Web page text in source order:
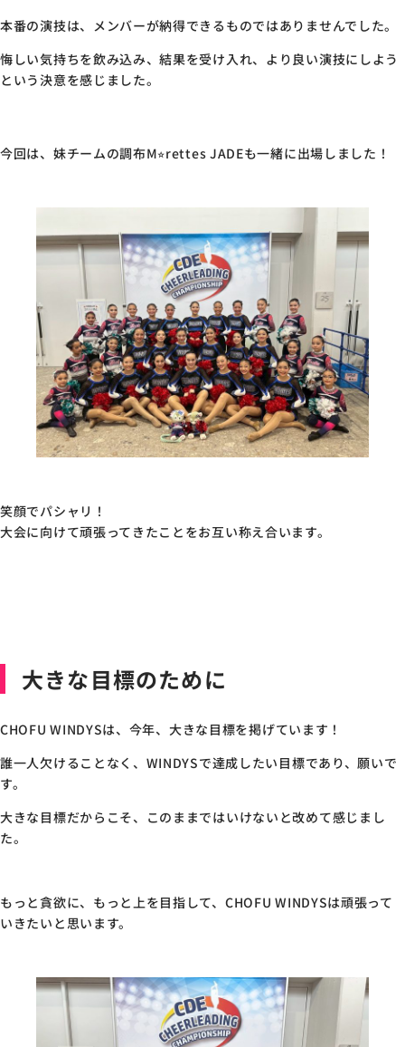
本番の演技は、メンバーが納得できるものではありませんでした。
悔しい気持ちを飲み込み、結果を受け入れ、より良い演技にしよう
という決意を感じました。
今回は、妹チームの調布M⭐︎rettes JADEも一緒に出場しました！
笑顔でパシャリ！
大会に向けて頑張ってきたことをお互い称え合います。
大きな目標のために
CHOFU WINDYSは、今年、大きな目標を掲げています！
誰一人欠けることなく、WINDYSで達成したい目標であり、願いで
す。
大きな目標だからこそ、このままではいけないと改めて感じまし
た。
もっと貪欲に、もっと上を目指して、CHOFU WINDYSは頑張って
いきたいと思います。